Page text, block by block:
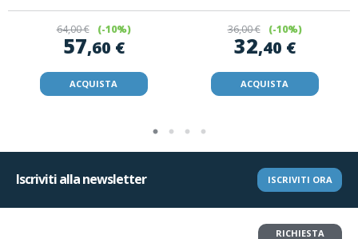
64,00 € (-10%)
57,60 €
ACQUISTA
36,00 € (-10%)
32,40 €
ACQUISTA
Iscriviti alla newsletter ISCRIVITI ORA
RICHIESTA